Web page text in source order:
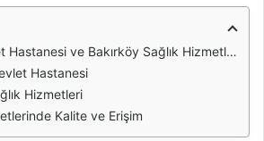
ve Bakırköy Sağlık Hizmetleri
Hastanesi
Hizmetleri
Kalite ve Erişim